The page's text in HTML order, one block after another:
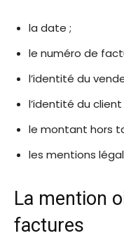
la date ;
le numéro de
l’identité du
l’identité du client
le montant hors
les mentions
La mention
factures